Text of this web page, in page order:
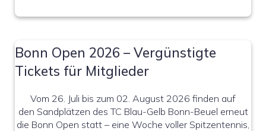
Bonn Open 2026 – Vergünstigte
Tickets für Mitglieder
Vom 26. Juli bis zum 02. August 2026 finden auf
den Sandplätzen des TC Blau-Gelb Bonn-Beuel erneut
die Bonn Open statt – eine Woche voller Spitzentennis,